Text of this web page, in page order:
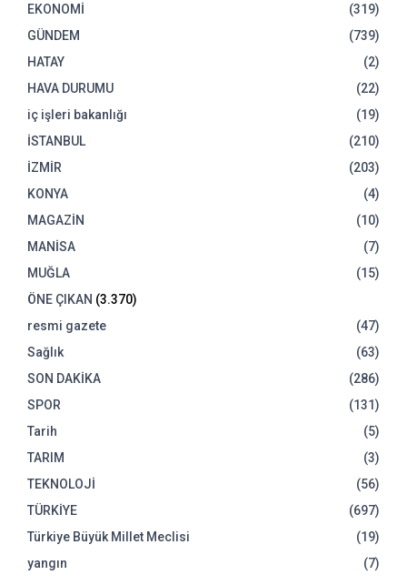
EKONOMİ
(319)
GÜNDEM
(739)
HATAY
(2)
HAVA DURUMU
(22)
iç işleri bakanlığı
(19)
İSTANBUL
(210)
İZMİR
(203)
KONYA
(4)
MAGAZİN
(10)
MANİSA
(7)
MUĞLA
(15)
ÖNE ÇIKAN (3.370)
resmi gazete
(47)
Sağlık
(63)
SON DAKİKA
(286)
SPOR
(131)
Tarih
(5)
TARIM
(3)
TEKNOLOJİ
(56)
TÜRKİYE
(697)
Türkiye Büyük Millet Meclisi
(19)
yangın
(7)